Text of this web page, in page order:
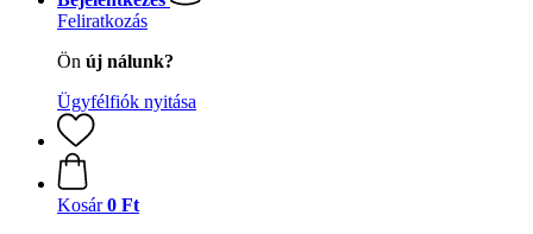
Feliratkozás
Ön új nálunk?
Ügyfélfiók nyitása
Kosár 0 Ft